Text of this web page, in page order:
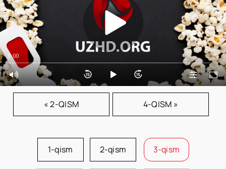
0:00 0:00
« 2-QISM 4-QISM »
1-qism 2-qism 3-qism